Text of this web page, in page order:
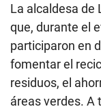
La alcaldesa de
que, durante el
participaron en
fomentar el
residuos, el
áreas verdes. A